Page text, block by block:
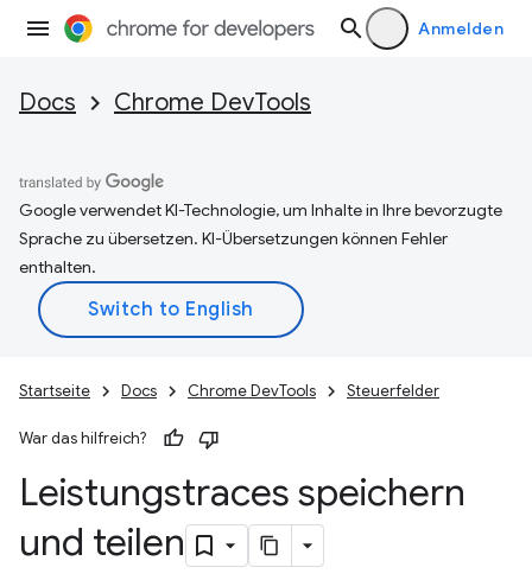
Anmelden
Docs Chrome DevTools
Google verwendet KI-Technologie, um Inhalte in Ihre bevorzugte
Sprache zu übersetzen. KI-Übersetzungen können Fehler
enthalten.
Startseite Docs Chrome DevTools Steuerfelder
War das hilfreich?
Leistungstraces speichern
und teilen